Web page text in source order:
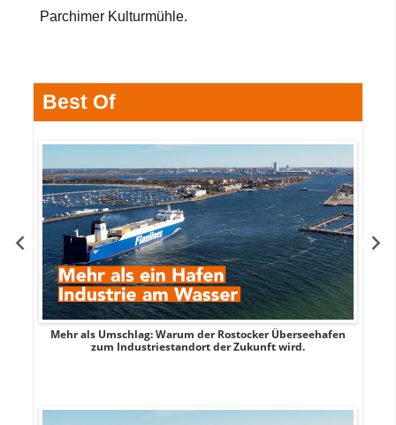
Parchimer Kulturmühle.
Best Of
Mehr als Umschlag: Warum der Rostocker Überseehafen
zum Industriestandort der Zukunft wird.